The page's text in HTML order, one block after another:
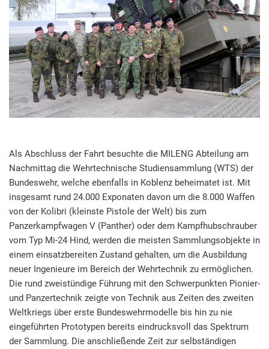
Als Abschluss der Fahrt besuchte die MILENG Abteilung am
Nachmittag die Wehrtechnische Studiensammlung (WTS) der
Bundeswehr, welche ebenfalls in Koblenz beheimatet ist. Mit
insgesamt rund 24.000 Exponaten davon um die 8.000 Waffen
von der Kolibri (kleinste Pistole der Welt) bis zum
Panzerkampfwagen V (Panther) oder dem Kampfhubschrauber
vom Typ Mi-24 Hind, werden die meisten Sammlungsobjekte in
einem einsatzbereiten Zustand gehalten, um die Ausbildung
neuer Ingenieure im Bereich der Wehrtechnik zu ermöglichen.
Die rund zweistündige Führung mit den Schwerpunkten Pionier-
und Panzertechnik zeigte von Technik aus Zeiten des zweiten
Weltkriegs über erste Bundeswehrmodelle bis hin zu nie
eingeführten Prototypen bereits eindrucksvoll das Spektrum
der Sammlung. Die anschließende Zeit zur selbständigen